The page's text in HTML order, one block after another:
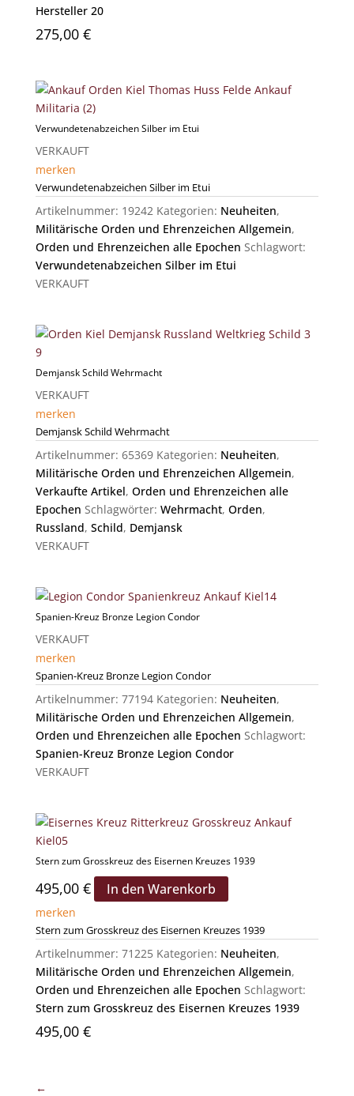
Hersteller 20
275,00 €
Verwundetenabzeichen Silber im Etui
VERKAUFT
merken
Verwundetenabzeichen Silber im Etui
Artikelnummer: 19242 Kategorien: Neuheiten,
Militärische Orden und Ehrenzeichen Allgemein,
Orden und Ehrenzeichen alle Epochen Schlagwort:
Verwundetenabzeichen Silber im Etui
VERKAUFT
Demjansk Schild Wehrmacht
VERKAUFT
merken
Demjansk Schild Wehrmacht
Artikelnummer: 65369 Kategorien: Neuheiten,
Militärische Orden und Ehrenzeichen Allgemein,
Verkaufte Artikel, Orden und Ehrenzeichen alle
Epochen Schlagwörter: Wehrmacht, Orden,
Russland, Schild, Demjansk
VERKAUFT
Spanien-Kreuz Bronze Legion Condor
VERKAUFT
merken
Spanien-Kreuz Bronze Legion Condor
Artikelnummer: 77194 Kategorien: Neuheiten,
Militärische Orden und Ehrenzeichen Allgemein,
Orden und Ehrenzeichen alle Epochen Schlagwort:
Spanien-Kreuz Bronze Legion Condor
VERKAUFT
Stern zum Grosskreuz des Eisernen Kreuzes 1939
495,00 € In den Warenkorb
merken
Stern zum Grosskreuz des Eisernen Kreuzes 1939
Artikelnummer: 71225 Kategorien: Neuheiten,
Militärische Orden und Ehrenzeichen Allgemein,
Orden und Ehrenzeichen alle Epochen Schlagwort:
Stern zum Grosskreuz des Eisernen Kreuzes 1939
495,00 €
←